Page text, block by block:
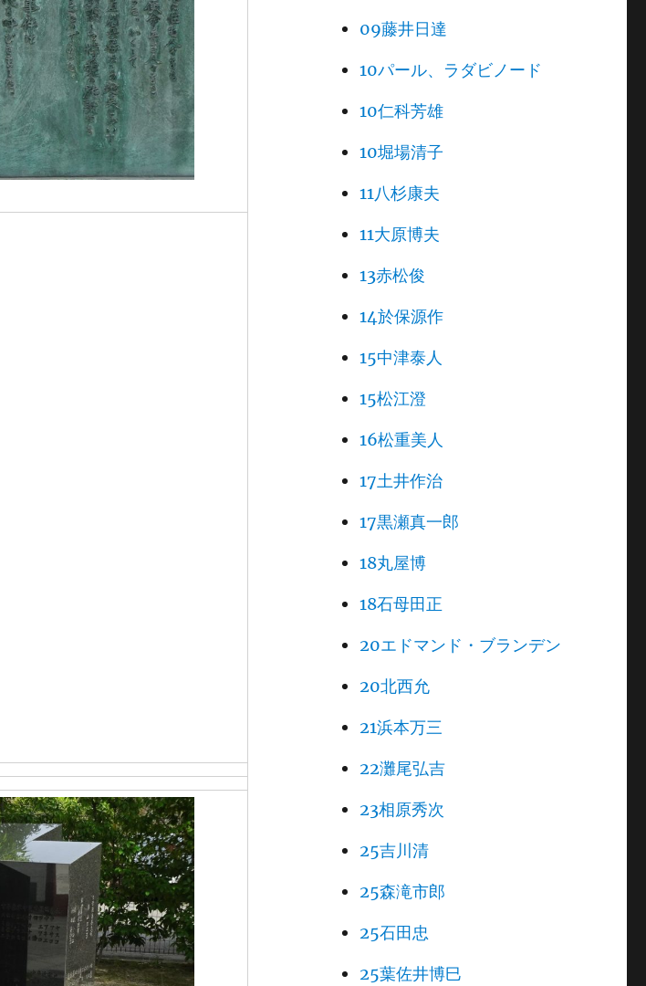
09藤井日達
10パール、ラダビノード
10仁科芳雄
10堀場清子
11八杉康夫
11大原博夫
13赤松俊
14於保源作
15中津泰人
15松江澄
16松重美人
17土井作治
17黒瀬真一郎
18丸屋博
18石母田正
20エドマンド・ブランデン
20北西允
21浜本万三
22灘尾弘吉
23相原秀次
25吉川清
25森滝市郎
25石田忠
25葉佐井博巳